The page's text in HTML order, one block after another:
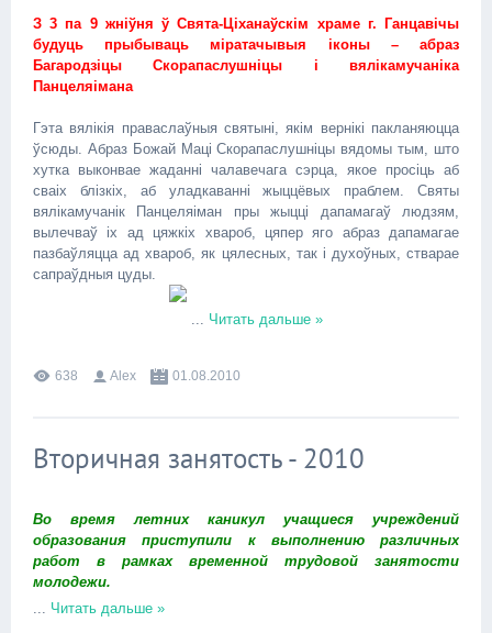
З 3 па 9 жніўня ў Свята-Ціханаўскім храме г. Ганцавічы
будуць прыбываць міратачывыя іконы – абраз
Багародзіцы Скорапаслушніцы і вялікамучаніка
Панцеляімана
Гэта вялікія праваслаўныя святыні, якім вернікі пакланяюцца
ўсюды. Абраз Божай Маці Скорапаслушніцы вядомы тым, што
хутка выконвае жаданні чалавечага сэрца, якое просіць аб
сваіх блізкіх, аб уладкаванні жыццёвых праблем. Святы
вялікамучанік Панцеляіман пры жыцці дапамагаў людзям,
вылечваў іх ад цяжкіх хвароб, цяпер яго абраз дапамагае
пазбаўляцца ад хвароб, як цялесных, так і духоўных, стварае
сапраўдныя цуды.
... Читать дальше »
638 Alex 01.08.2010
Вторичная занятость - 2010
Во время летних каникул учащиеся учреждений
образования приступили к выполнению различных
работ в рамках временной трудовой занятости
молодежи.
... Читать дальше »